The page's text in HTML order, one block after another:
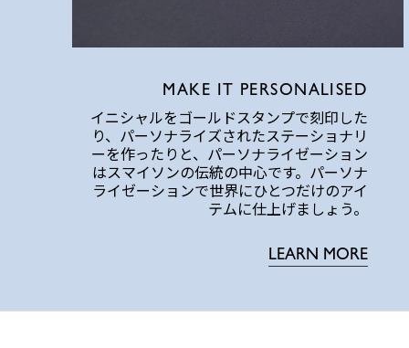
MAKE IT PERSONALISED
イニシャルをゴールドスタンプで刻印した
り、パーソナライズされたステーショナリ
ーを作ったりと、パーソナライゼーション
はスマイソンの伝統の中心です。パーソナ
ライゼーションで世界にひとつだけのアイ
テムに仕上げましょう。
LEARN MORE